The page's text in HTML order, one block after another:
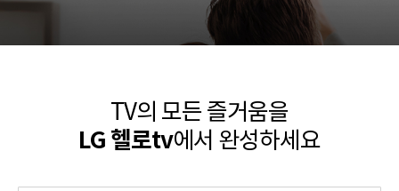
TV의 모든 즐거움을
LG 헬로tv에서 완성하세요